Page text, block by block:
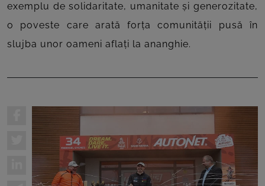
exemplu de solidaritate, umanitate și generozitate,
o poveste care arată forța comunității pusă în
slujba unor oameni aflați la ananghie.